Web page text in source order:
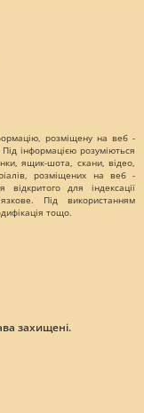
розміщену на веб -
інформацією розуміються
ящик-шота, скани, відео,
розміщених на веб -
відкритого для індексації
Під використанням
тощо.
захищені.